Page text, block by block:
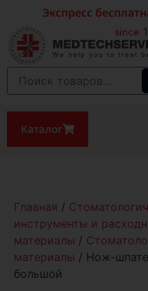
Экспресс
Каталог
Главная /
инструменты и
материалы /
материалы / Нож-
большой